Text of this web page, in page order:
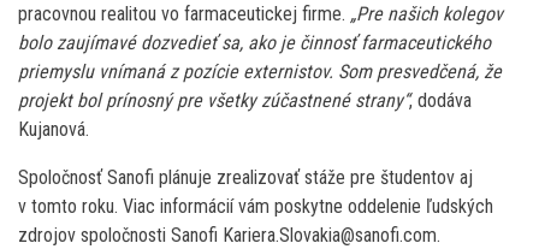
pracovnou realitou vo farmaceutickej firme. „Pre našich kolegov
bolo zaujímavé dozvedieť sa, ako je činnosť farmaceutického
priemyslu vnímaná z pozície externistov. Som presvedčená, že
projekt bol prínosný pre všetky zúčastnené strany“, dodáva
Kujanová.
Spoločnosť Sanofi plánuje zrealizovať stáže pre študentov aj
v tomto roku. Viac informácií vám poskytne oddelenie ľudských
zdrojov spoločnosti Sanofi Kariera.Slovakia@sanofi.com.